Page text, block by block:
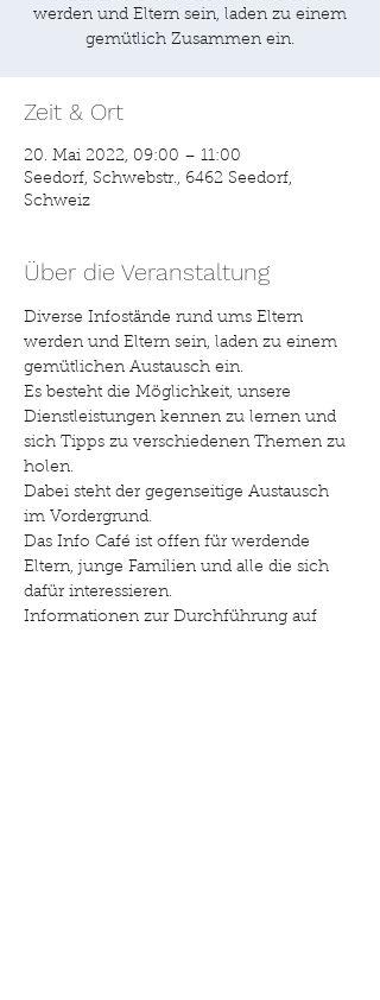
werden und Eltern sein, laden zu einem
gemütlich Zusammen ein.
Zeit & Ort
20. Mai 2022, 09:00 – 11:00
Seedorf, Schwebstr., 6462 Seedorf,
Schweiz
Über die Veranstaltung
Diverse Infostände rund ums Eltern
werden und Eltern sein, laden zu einem
gemütlichen Austausch ein.
Es besteht die Möglichkeit, unsere
Dienstleistungen kennen zu lernen und
sich Tipps zu verschiedenen Themen zu
holen.
Dabei steht der gegenseitige Austausch
im Vordergrund.
Das Info Café ist offen für werdende
Eltern, junge Familien und alle die sich
dafür interessieren.
Informationen zur Durchführung auf